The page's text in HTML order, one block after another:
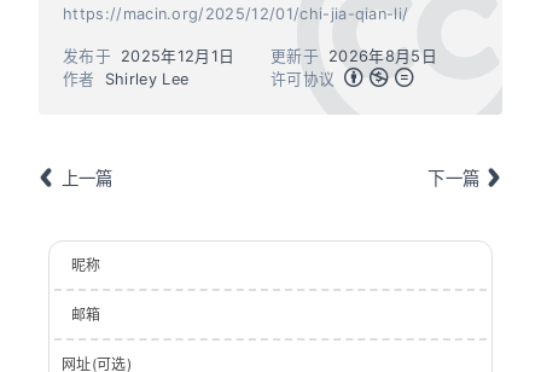
https://macin.org/2025/12/01/chi-jia-qian-li/
作者 Shirley Lee
发布于 2025年12月1日 更新于
2026年8月5日
许可协议
上一篇 下一篇
昵称
邮箱
网址(可选)